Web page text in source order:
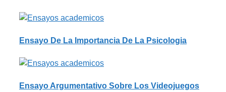
Ensayo De La Importancia De La Psicologia
Ensayo Argumentativo Sobre Los Videojuegos